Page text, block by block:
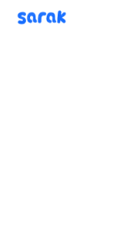
sarak